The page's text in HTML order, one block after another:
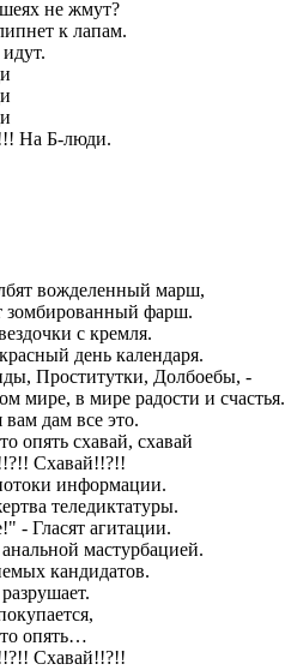
не жмут?
к лапам.
На Б-люди.
вожделенный марш,
зомбированный фарш.
с кремля.
день календаря.
Проститутки, Долбоебы, -
мире, в мире радости и счастья.
дам все это.
опять схавай, схавай
Схавай!!?!!
информации.
теледиктатуры.
- Гласят агитации.
мастурбацией.
кандидатов.
опять…
Схавай!!?!!